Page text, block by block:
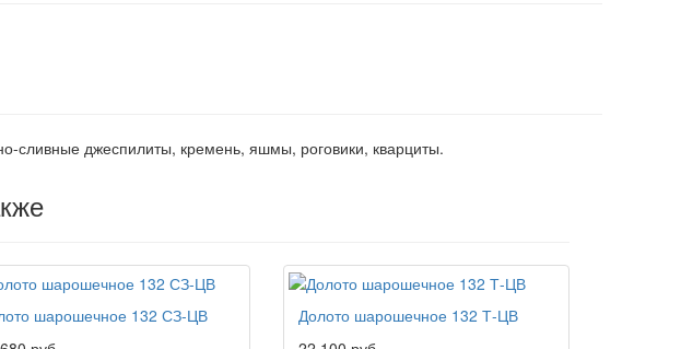
сливные джеспилиты, кремень, яшмы, роговики, кварциты.
шарошечное 132 СЗ-ЦВ
Долото шарошечное 132 Т-ЦВ